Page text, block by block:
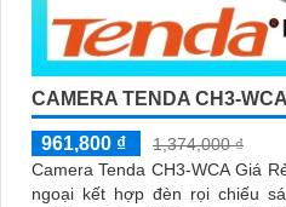
CAMERA TENDA CH3-
961,800 ₫
1,374,000 ₫
Camera Tenda CH3-WCA Giá
ngoại kết hợp đèn rọi chiếu sáng tầm xa